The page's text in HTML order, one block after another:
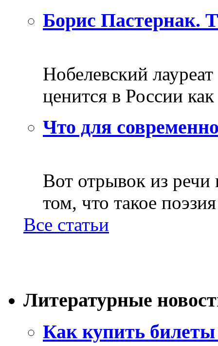
Борис Пастернак.
Нобелевский
ценится в России
Что для
Вот отрывок из
том, что такое
Все статьи
Литературные
Как купить билеты